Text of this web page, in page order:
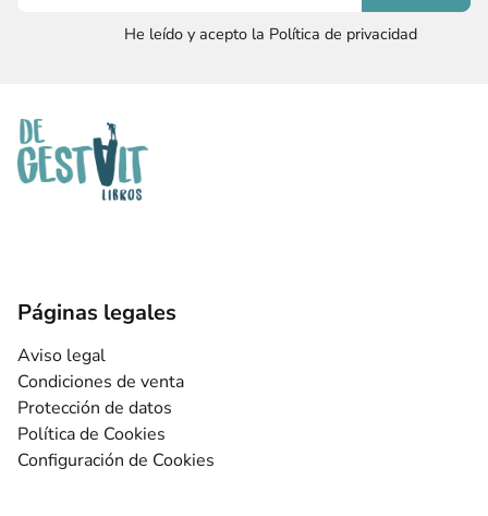
He leído y acepto la Política de privacidad
Páginas legales
Aviso legal
Condiciones de venta
Protección de datos
Política de Cookies
Configuración de Cookies